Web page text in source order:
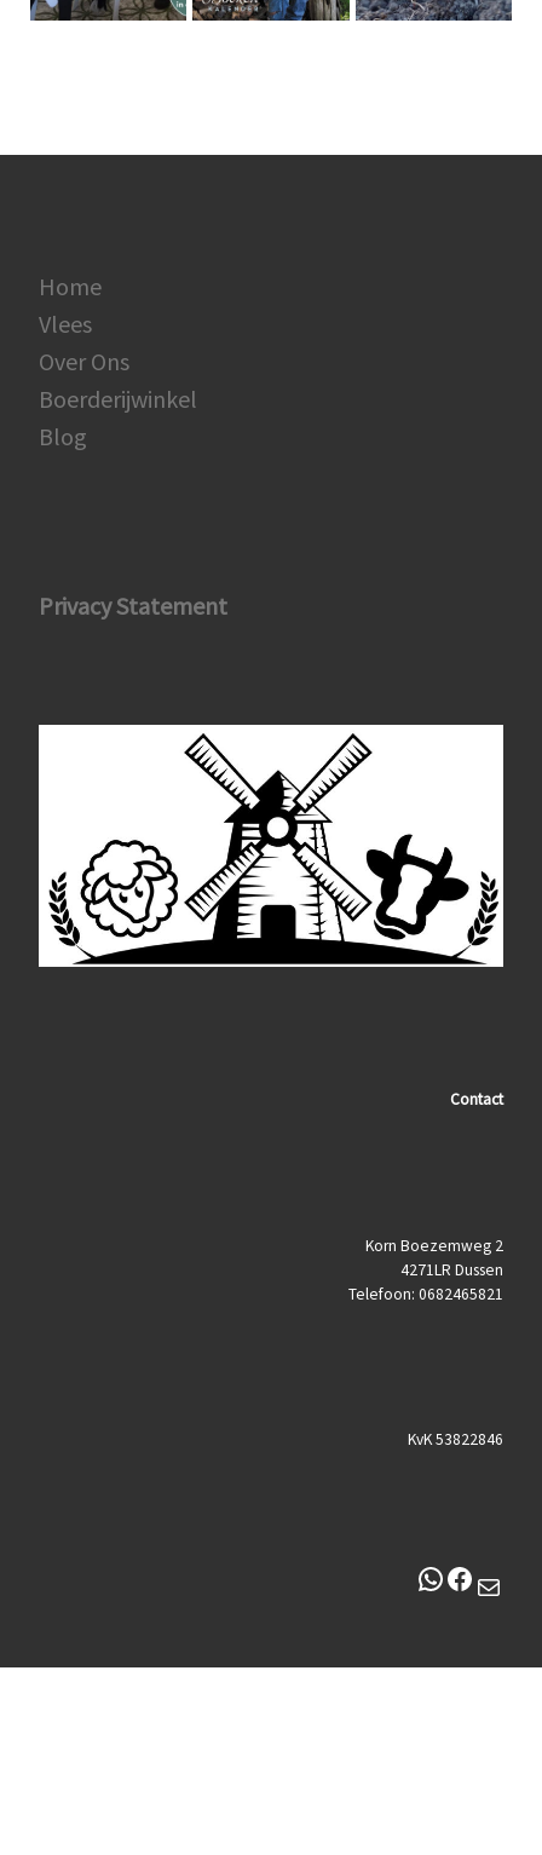
Home
Vlees
Over Ons
Boerderijwinkel
Blog
Privacy Statement
Contact
Korn Boezemweg 2
4271LR Dussen
Telefoon: 0682465821
KvK 53822846
WhatsApp
Mail